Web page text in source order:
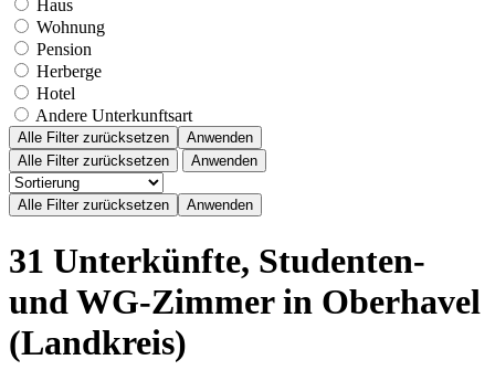
Haus
Wohnung
Pension
Herberge
Hotel
Andere Unterkunftsart
Alle Filter zurücksetzen
Anwenden
Alle Filter zurücksetzen
Anwenden
31 Unterkünfte, Studenten-
und WG-Zimmer in Oberhavel
(Landkreis)